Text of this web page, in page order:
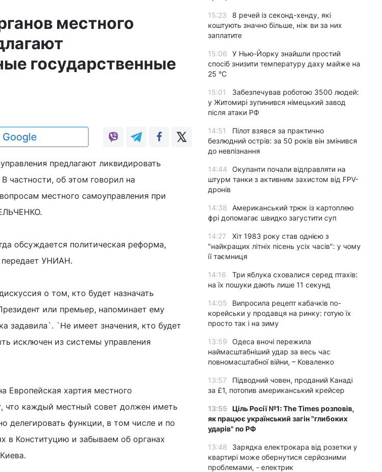
местного
государственные
Google
предлагают ликвидировать
частности, об этом говорил на
местного самоуправления при
обсуждается политическая реформа,
передает УНИАН.
о том, кто будет назначать
или премьер, напоминает ему
задавила`. `Не имеет значения, кто будет
исключен из системы управления
Европейская хартия местного
что каждый местный совет должен иметь
делегировать функции, в том числе и по
Конституцию и забываем об органах
15:23
8 речей із секонд-хенду, які
коштують значно більше, ніж ви за них
заплатите
15:06
У Нью-Йорку знайшли простий
спосіб знизити температуру даху майже на
25 °C
15:01
Забезпечував роботою 3500 людей:
у Житомирі зупинився німецький завод
після атаки РФ
14:51
Пілот взявся за практично
безлюдний острів: за 50 років він змінився
до невпізнання
14:44
Окупанти почали відправляти на
штурм танки з активним захистом від FPV-
дронів
14:38
Американський трюк із картоплею
фрі допомагає швидко загустити суп
14:27
Хіт 1983 року став однією з
"найкращих літніх пісень усіх часів": у чому
її таємниця
14:16
Три яблука сховалися серед птахів:
на їх пошуки дають лише 11 секунд
14:05
Випросила рецепт кабачків по-
корейськи у продавця на ринку: готую їх
просто так і на зиму
13:59
Одеса вночі пережила
наймасштабніший удар за весь час
повномасштабної війни, – Коваленко
13:57
Підводний човен, проданий Канаді
за £1, потопив американський крейсер
13:55 Ціль Росії №1: The Times розповів,
як працює український загін "глибоких
ударів" по РФ
13:48
Зарядка електрокара від розетки у
квартирі може обернутися серйозними
проблемами, - електрик